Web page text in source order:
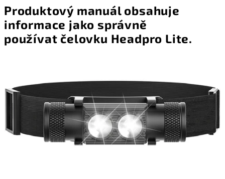
Produktový manuál obsahuje
informace jako správně
používat čelovku Headpro Lite.